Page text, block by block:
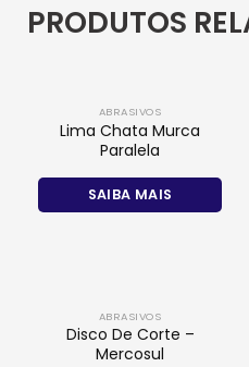
PRODUTOS
ABRASIVOS
Lima Chata Murca
Paralela
SAIBA MAIS
ABRASIVOS
Disco De Corte –
Mercosul